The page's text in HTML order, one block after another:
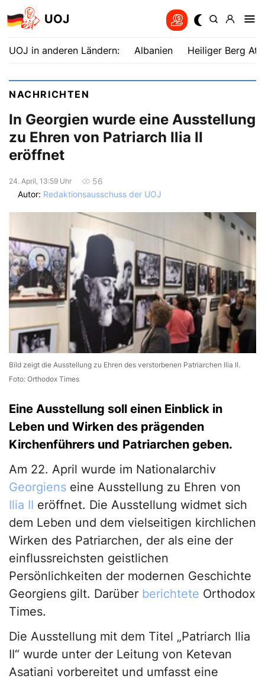
UOJ
UOJ in anderen Ländern: Albanien Heiliger Berg
NACHRICHTEN
In Georgien wurde eine Ausstellung
zu Ehren von Patriarch Ilia II
eröffnet
24. April, 13:59 Uhr
56
Autor: Redaktionsausschuss der UOJ
Bild zeigt die Ausstellung zu Ehren des verstorbenen Patriarchen Ilia II.
Foto: Orthodox Times
Eine Ausstellung soll einen Einblick in
Leben und Wirken des prägenden
Kirchenführers und Patriarchen geben.
Am 22. April wurde im Nationalarchiv
Georgiens eine Ausstellung zu Ehren von
Ilia II eröffnet. Die Ausstellung widmet sich
dem Leben und dem vielseitigen kirchlichen
Wirken des Patriarchen, der als eine der
einflussreichsten geistlichen
Persönlichkeiten der modernen Geschichte
Georgiens gilt. Darüber berichtete Orthodox
Times.
Die Ausstellung mit dem Titel „Patriarch Ilia
II“ wurde unter der Leitung von Ketevan
Asatiani vorbereitet und umfasst eine